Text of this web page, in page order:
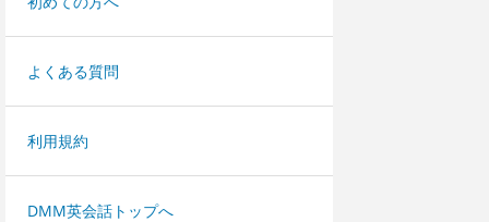
よくある質問
利用規約
DMM英会話トップへ